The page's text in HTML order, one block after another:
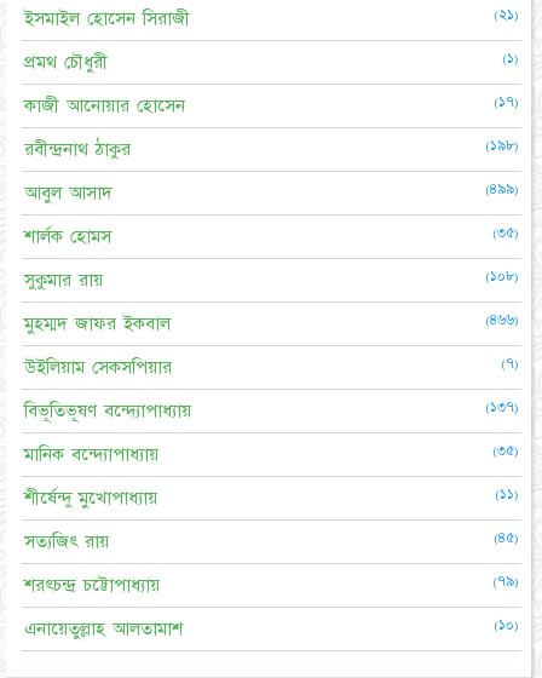
ইসমাইল হোসেন সিরাজী (২১)
প্রমথ চৌধুরী (১)
কাজী আনোয়ার হোসেন (১৭)
রবীন্দ্রনাথ ঠাকুর (১৯৮)
আবুল আসাদ (৪৯৯)
শার্লক হোমস (৩৫)
সুকুমার রায় (১০৮)
মুহম্মদ জাফর ইকবাল (৪৬৬)
উইলিয়াম সেকসপিয়ার (৭)
বিভূতিভূষণ বন্দ্যোপাধ্যায় (১৩৭)
মানিক বন্দ্যোপাধ্যায় (৩৫)
শীর্ষেন্দু মুখোপাধ্যায় (১১)
সত্যজিৎ রায় (৪৫)
শরৎচন্দ্র চট্টোপাধ্যায় (৭৯)
এনায়েতুল্লাহ আলতামাশ (১০)